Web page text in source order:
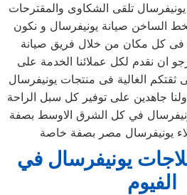
تلقى الشكاوى والمقترحات
الساخن صيانة يونيفرسال و نكون
فى كل مكان من خلال فريق صيانة
ان نقدم لكل عملائنا الخدمة على
الغالية فى منتجات يونيفرسال
جاهدين على توفير كل سبل الراحة
في كل الشرق الاوسط بصفة
يونيفرسال مصر بصفة خاصة
يونيفرسال في
الفيوم